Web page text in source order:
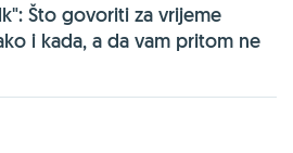
Što govoriti za vrijeme
i kada, a da vam pritom ne